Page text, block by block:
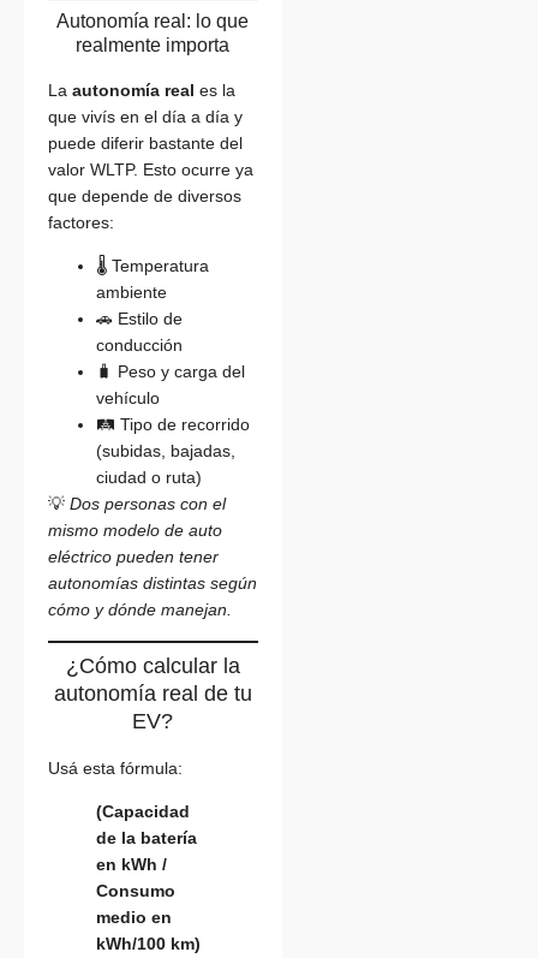
Autonomía real: lo que
realmente importa
La autonomía real es la
que vivís en el día a día y
puede diferir bastante del
valor WLTP. Esto ocurre ya
que depende de diversos
factores:
🌡️ Temperatura
ambiente
🚗 Estilo de
conducción
🧳 Peso y carga del
vehículo
🛤️ Tipo de recorrido
(subidas, bajadas,
ciudad o ruta)
💡 Dos personas con el
mismo modelo de auto
eléctrico pueden tener
autonomías distintas según
cómo y dónde manejan.
¿Cómo calcular la
autonomía real de tu
EV?
Usá esta fórmula:
(Capacidad
de la batería
en kWh /
Consumo
medio en
kWh/100 km)